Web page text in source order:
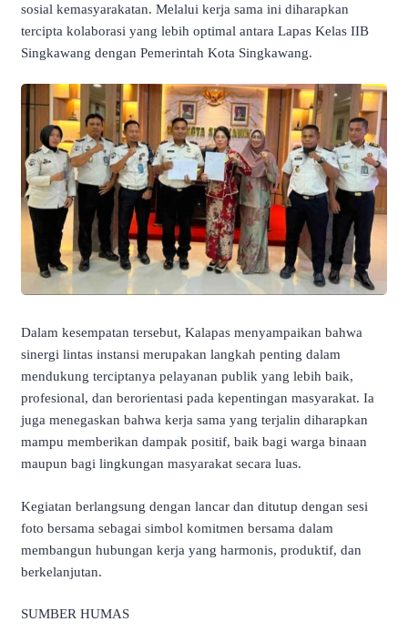
sosial kemasyarakatan. Melalui kerja sama ini diharapkan
tercipta kolaborasi yang lebih optimal antara Lapas Kelas IIB
Singkawang dengan Pemerintah Kota Singkawang.
Dalam kesempatan tersebut, Kalapas menyampaikan bahwa
sinergi lintas instansi merupakan langkah penting dalam
mendukung terciptanya pelayanan publik yang lebih baik,
profesional, dan berorientasi pada kepentingan masyarakat. Ia
juga menegaskan bahwa kerja sama yang terjalin diharapkan
mampu memberikan dampak positif, baik bagi warga binaan
maupun bagi lingkungan masyarakat secara luas.
Kegiatan berlangsung dengan lancar dan ditutup dengan sesi
foto bersama sebagai simbol komitmen bersama dalam
membangun hubungan kerja yang harmonis, produktif, dan
berkelanjutan.
SUMBER HUMAS